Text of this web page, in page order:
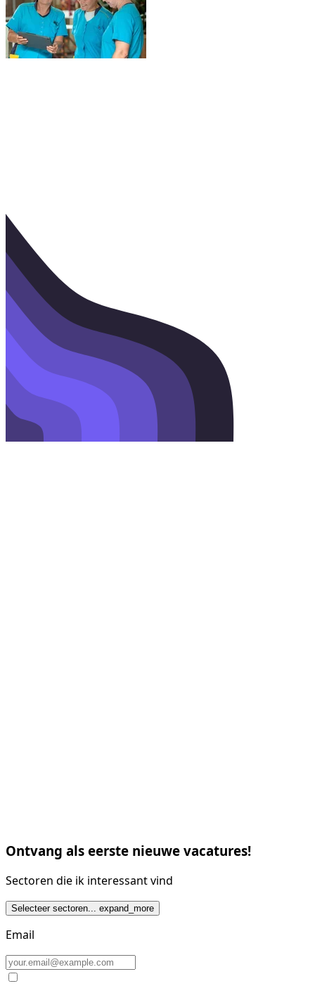
Ontvang als eerste nieuwe vacatures!
Sectoren die ik interessant vind
Selecteer sectoren... expand_more
Email